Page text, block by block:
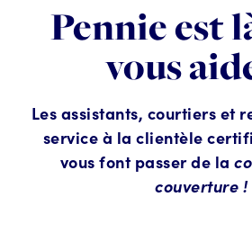
Pennie est
vous
Les assistants, courtiers et
service à la clientèle
vous font passer de la
couverture !